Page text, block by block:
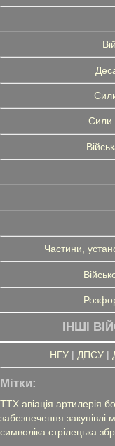
Сили
Частини,
ІНШІ
НГУ| ДПСУ|
Мітки:
ТТХ авіація артилерія
забезпечення закупівлі
символіка стрілецька